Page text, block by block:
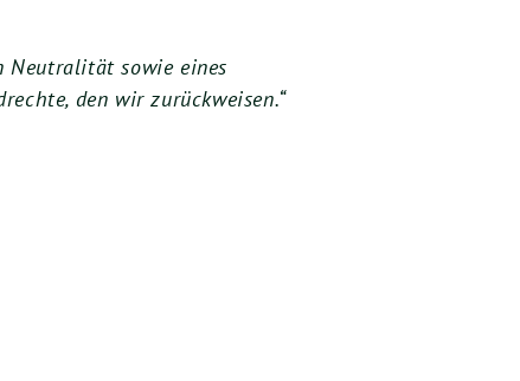
Neutralität sowie eines
den wir zurückweisen.“